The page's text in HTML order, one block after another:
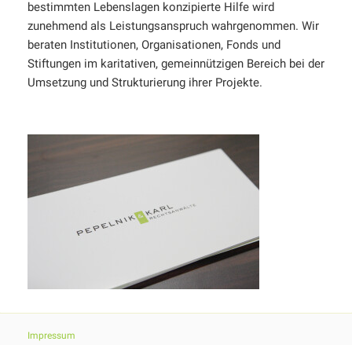
bestimmten Lebenslagen konzipierte Hilfe wird
zunehmend als Leistungsanspruch wahrgenommen. Wir
beraten Institutionen, Organisationen, Fonds und
Stiftungen im karitativen, gemeinnützigen Bereich bei der
Umsetzung und Strukturierung ihrer Projekte.
Impressum